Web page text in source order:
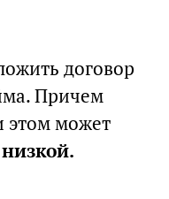
договор
Причем
этом может